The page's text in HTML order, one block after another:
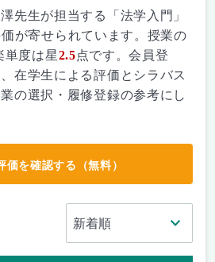
先生が担当する「法学入門」
が寄せられています。授業の
単度は星2.5点です。会員登
在学生による評価とシラバス
の選択・履修登録の参考にし
価を確認する（無料）